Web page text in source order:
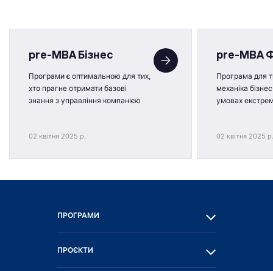
pre-MBA Бізнес
Програми є оптимальною для тих,
хто прагне отримати базові
знання з управління компанією
02 квітня 2025 р.
pre-MBA
Програма для
механіка
умовах
02 квітня 2025 р.
ПРОГРАМИ
ПРОЄКТИ